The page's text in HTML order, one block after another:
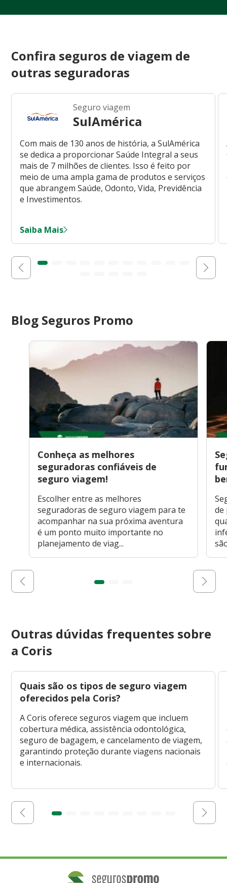
Confira seguros de viagem de
outras seguradoras
Seguro viagem
SulAmérica
Com mais de 130 anos de história, a SulAmérica
se dedica a proporcionar Saúde Integral a seus
mais de 7 milhões de clientes. Isso é feito por
meio de uma ampla gama de produtos e serviços
que abrangem Saúde, Odonto, Vida, Previdência
e Investimentos.
Saiba Mais
Blog Seguros Promo
Conheça as melhores
seguradoras confiáveis de
seguro viagem!
Escolher entre as melhores
seguradoras de seguro viagem para te
acompanhar na sua próxima aventura
é um ponto muito importante no
planejamento de viag...
de
Outras dúvidas frequentes sobre
a Coris
Quais são os tipos de seguro viagem
oferecidos pela Coris?
A Coris oferece seguros viagem que incluem
cobertura médica, assistência odontológica,
seguro de bagagem, e cancelamento de viagem,
garantindo proteção durante viagens nacionais
e internacionais.